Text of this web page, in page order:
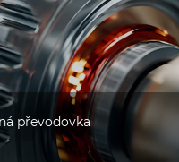
převodovka